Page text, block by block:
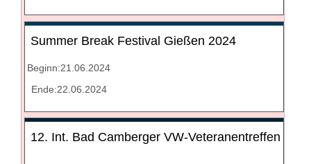
Summer Break Festival Gießen 2024
Beginn:21.06.2024
Ende:22.06.2024
12. Int. Bad Camberger VW-Veteranentreffen